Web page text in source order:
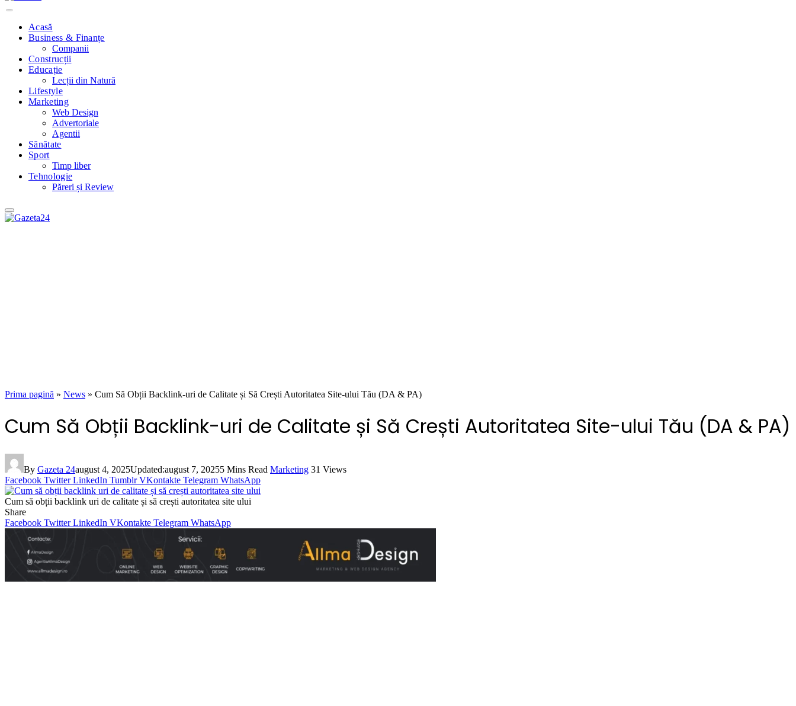
Acasă
Business & Finanțe
Companii
Construcții
Educație
Lecții din Natură
Lifestyle
Marketing
Web Design
Advertoriale
Agentii
Sănătate
Sport
Timp liber
Tehnologie
Păreri și Review
Prima pagină » News » Cum Să Obții Backlink-uri de Calitate și Să Crești Autoritatea Site-ului Tău (DA & PA)
Cum Să Obții Backlink-uri de Calitate și Să Crești Autoritatea Site-ului Tău (DA & PA)
By Gazeta 24august 4, 2025Updated:august 7, 20255 Mins Read Marketing 31 Views
Facebook Twitter LinkedIn Tumblr VKontakte Telegram WhatsApp
Cum să obții backlink uri de calitate și să crești autoritatea site ului
Share
Facebook Twitter LinkedIn VKontakte Telegram WhatsApp